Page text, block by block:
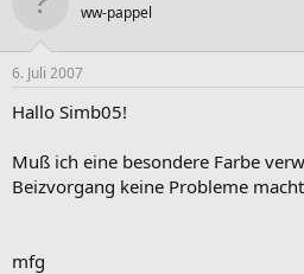
ww-pappel
6. Juli 2007
Hallo Simb05!
Muß ich eine besondere Farbe
Beizvorgang keine Probleme
mfg